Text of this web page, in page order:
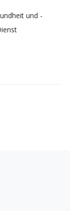
und -